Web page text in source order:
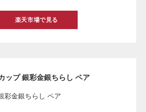
楽天市場で見る
ップ 銀彩金銀ちらし ペア